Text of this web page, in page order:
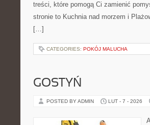
treści, które pomogą Ci zamienić
stronie to Kuchnia nad morzem i
[…]
CATEGORIES: POKÓJ MALUCHA
GOSTYŃ
POSTED BY ADMIN LUT - 7 - 2026